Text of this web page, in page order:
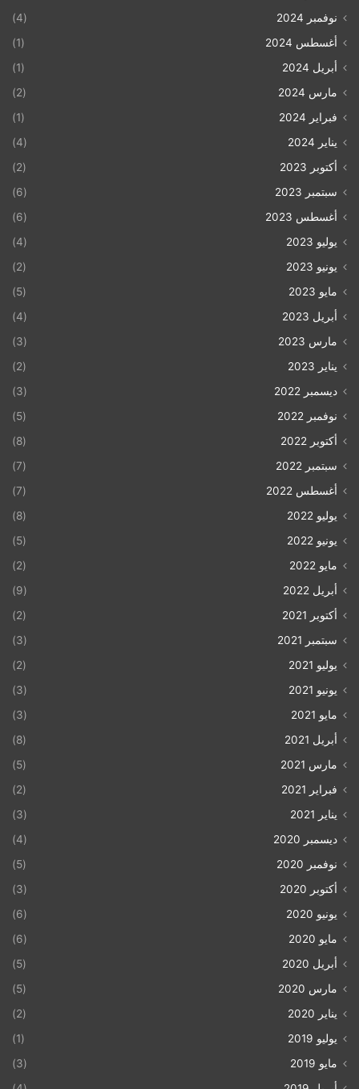
نوفمبر 2024
(4)
أغسطس 2024
(1)
أبريل 2024
(1)
مارس 2024
(2)
فبراير 2024
(1)
يناير 2024
(4)
أكتوبر 2023
(2)
سبتمبر 2023
(6)
أغسطس 2023
(6)
يوليو 2023
(4)
يونيو 2023
(2)
مايو 2023
(5)
أبريل 2023
(4)
مارس 2023
(3)
يناير 2023
(2)
ديسمبر 2022
(3)
نوفمبر 2022
(5)
أكتوبر 2022
(8)
سبتمبر 2022
(7)
أغسطس 2022
(7)
يوليو 2022
(8)
يونيو 2022
(5)
مايو 2022
(2)
أبريل 2022
(9)
أكتوبر 2021
(2)
سبتمبر 2021
(3)
يوليو 2021
(2)
يونيو 2021
(3)
مايو 2021
(3)
أبريل 2021
(8)
مارس 2021
(5)
فبراير 2021
(2)
يناير 2021
(3)
ديسمبر 2020
(4)
نوفمبر 2020
(5)
أكتوبر 2020
(3)
يونيو 2020
(6)
مايو 2020
(6)
أبريل 2020
(5)
مارس 2020
(5)
يناير 2020
(2)
يوليو 2019
(1)
مايو 2019
(3)